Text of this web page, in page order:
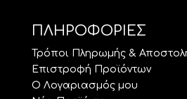
ΠΛΗΡΟΦΟΡΙΕΣ
Τρόποι Πληρωμής &
Επιστροφή Προϊόντων
Ο Λογαριασμός μου